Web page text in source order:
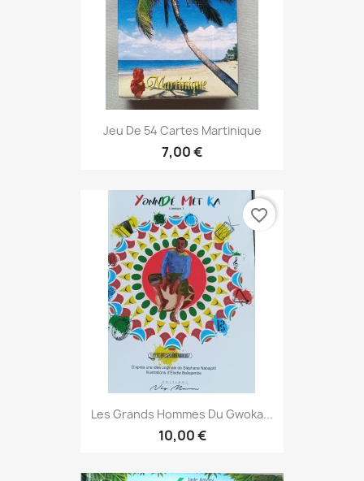
Jeu De 54 Cartes Martinique
7,00 €
Les Grands Hommes Du Gwoka...
10,00 €
favorite_border